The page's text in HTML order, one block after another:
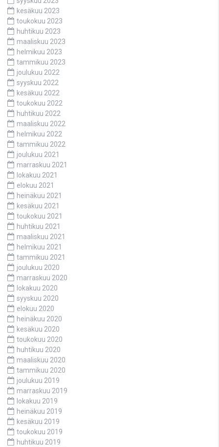
kesäkuu 2023
toukokuu 2023
huhtikuu 2023
maaliskuu 2023
helmikuu 2023
tammikuu 2023
joulukuu 2022
syyskuu 2022
kesäkuu 2022
toukokuu 2022
huhtikuu 2022
maaliskuu 2022
helmikuu 2022
tammikuu 2022
joulukuu 2021
marraskuu 2021
lokakuu 2021
elokuu 2021
heinäkuu 2021
kesäkuu 2021
toukokuu 2021
huhtikuu 2021
maaliskuu 2021
helmikuu 2021
tammikuu 2021
joulukuu 2020
marraskuu 2020
lokakuu 2020
syyskuu 2020
elokuu 2020
heinäkuu 2020
kesäkuu 2020
toukokuu 2020
huhtikuu 2020
maaliskuu 2020
tammikuu 2020
joulukuu 2019
marraskuu 2019
lokakuu 2019
heinäkuu 2019
kesäkuu 2019
toukokuu 2019
huhtikuu 2019